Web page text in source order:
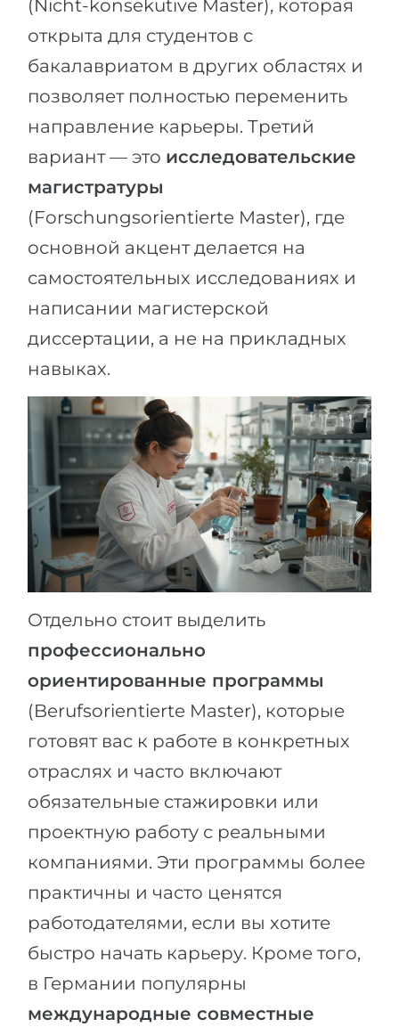
(Nicht-konsekutive Master), которая
открыта для студентов с
бакалавриатом в других областях и
позволяет полностью переменить
направление карьеры. Третий
вариант — это исследовательские
магистратуры
(Forschungsorientierte Master), где
основной акцент делается на
самостоятельных исследованиях и
написании магистерской
диссертации, а не на прикладных
навыках.
Отдельно стоит выделить
профессионально
ориентированные программы
(Berufsorientiertе Master), которые
готовят вас к работе в конкретных
отраслях и часто включают
обязательные стажировки или
проектную работу с реальными
компаниями. Эти программы более
практичны и часто ценятся
работодателями, если вы хотите
быстро начать карьеру. Кроме того,
в Германии популярны
международные совместные